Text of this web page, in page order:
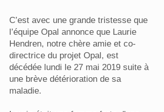
C’est avec une grande tristesse que
l’équipe Opal annonce que Laurie
Hendren, notre chère amie et co-
directrice du projet Opal, est
décédée lundi le 27 mai 2019 suite à
une brève détérioration de sa
maladie.